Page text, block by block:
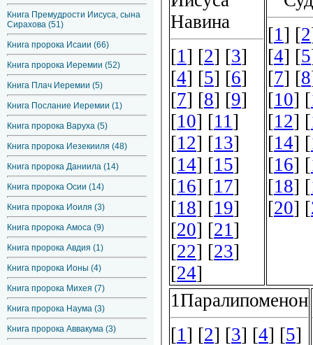
Книга Премудрости Иисуса, сына
Сирахова (51)
Книга пророка Исаии (66)
Книга пророка Иеремии (52)
Книга Плач Иеремии (5)
Книга Послание Иеремии (1)
Книга пророка Варуха (5)
Книга пророка Иезекииля (48)
Книга пророка Даниила (14)
Книга пророка Осии (14)
Книга пророка Иоиля (3)
Книга пророка Амоса (9)
Книга пророка Авдия (1)
Книга пророка Ионы (4)
Книга пророка Михея (7)
Книга пророка Наума (3)
Книга пророка Аввакума (3)